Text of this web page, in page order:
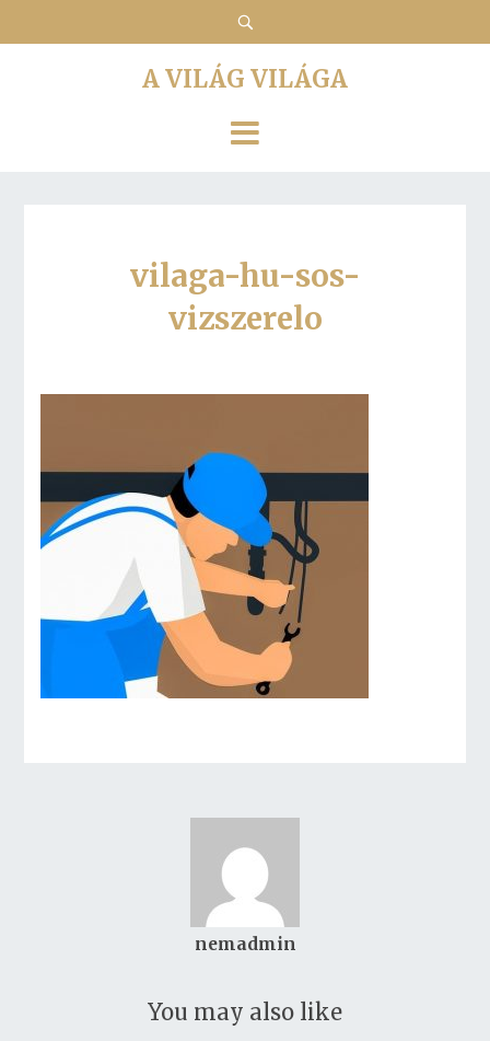
A VILÁG VILÁGA
vilaga-hu-sos-
vizszerelo
nemadmin
You may also like